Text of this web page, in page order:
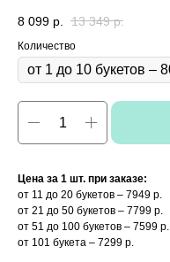
8 099 р. 13 349 р.
Количество
Цена за 1 шт. при заказе:
от 11 до 20 букетов – 7949 р.
от 21 до 50 букетов – 7799 р.
от 51 до 100 букетов – 7599 р.
от 101 букета – 7299 р.